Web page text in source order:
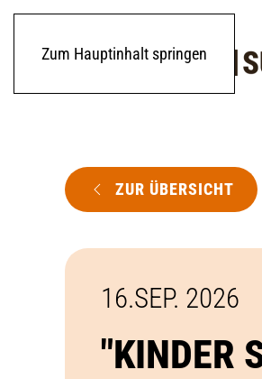
Zum Hauptinhalt springen
ZUR ÜBERSICHT
16.SEP. 2026
"KINDER